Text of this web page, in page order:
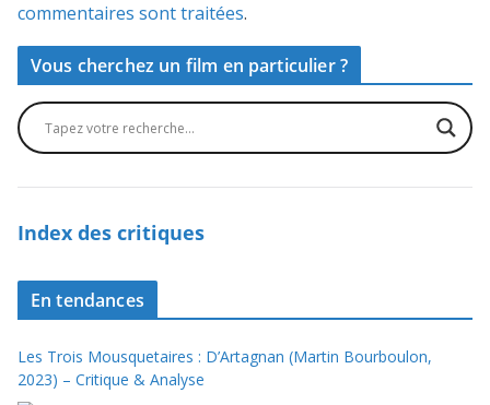
commentaires sont traitées.
Vous cherchez un film en particulier ?
Index des critiques
En tendances
Les Trois Mousquetaires : D’Artagnan (Martin Bourboulon,
2023) – Critique & Analyse